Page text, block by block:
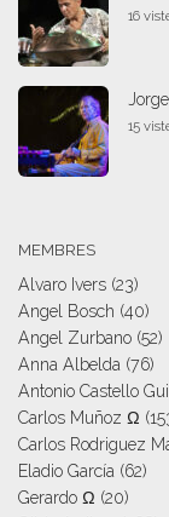
16
15
MEMBRES
Alvaro Ivers (23)
Angel Bosch (40)
Angel Zurbano (52)
Anna Albelda (76)
Antonio Castello
Carlos Muñoz Ω
Carlos Rodriguez
Eladio García (62)
Gerardo Ω (20)